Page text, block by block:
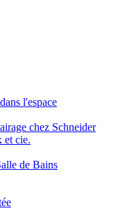
l'espace
chez Schneider
cie.
de Bains